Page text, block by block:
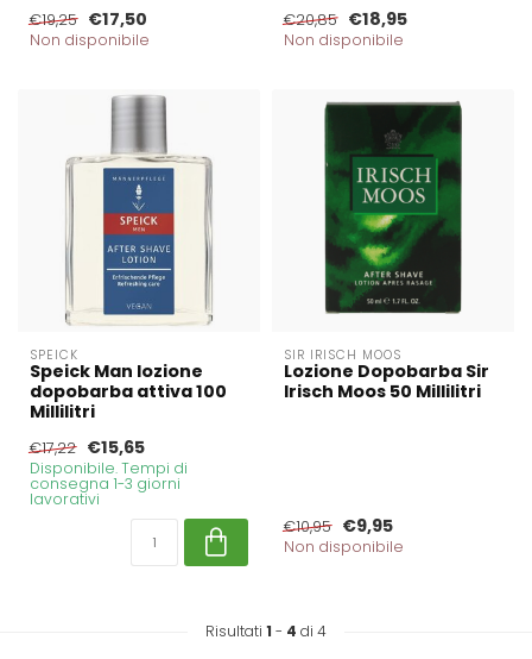
€19,25 €17,50
Non disponibile
€20,85 €18,95
Non disponibile
SPEICK
Speick Man lozione
dopobarba attiva 100
Millilitri
€17,22 €15,65
Disponibile. Tempi di
consegna 1-3 giorni
lavorativi
SIR IRISCH MOOS
Lozione Dopobarba Sir
Irisch Moos 50 Millilitri
€10,95 €9,95
Non disponibile
Risultati 1 - 4 di 4